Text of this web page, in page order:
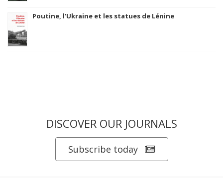
Poutine, l'Ukraine et les statues de Lénine
DISCOVER OUR JOURNALS
Subscribe today